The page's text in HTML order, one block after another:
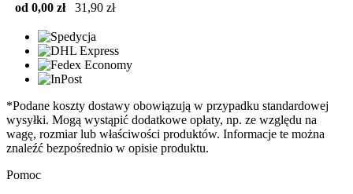
od 0,00 zł
31,90 zł
*Podane koszty dostawy obowiązują w przypadku standardowej
wysyłki. Mogą wystąpić dodatkowe opłaty, np. ze względu na
wagę, rozmiar lub właściwości produktów. Informacje te można
znaleźć bezpośrednio w opisie produktu.
Pomoc